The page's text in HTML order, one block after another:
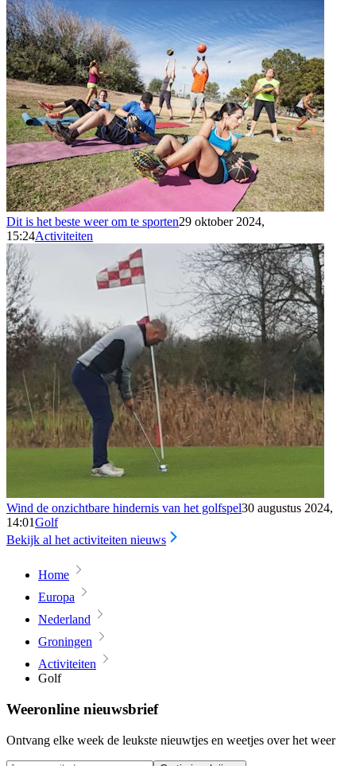
Dit is het beste weer om te sporten29 oktober 2024,
15:24Activiteiten
Wind de onzichtbare hindernis van het golfspel30 augustus 2024,
14:01Golf
Bekijk al het activiteiten nieuws
Home
Europa
Nederland
Groningen
Activiteiten
Golf
Weeronline nieuwsbrief
Ontvang elke week de leukste nieuwtjes en weetjes over het weer